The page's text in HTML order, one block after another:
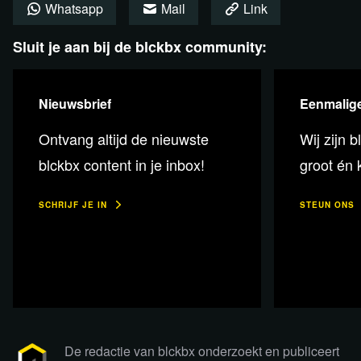
Studio Paradiso!
Bekijk de uitzending op Rumble
Whatsapp Mail Link
Sluit je aan bij de blckbx community:
Nieuwsbrief
Ontvang altijd de nieuwste
blckbx content in je inbox!
SCHRIJF JE IN
Wij zijn
groot én
STEUN ONS
De redactie van blckbx onderzoekt en publiceert